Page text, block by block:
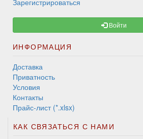
Зарегистрироваться
Войти
ИНФОРМАЦИЯ
Доставка
Приватность
Условия
Контакты
Прайс-лист (*.xlsx)
КАК СВЯЗАТЬСЯ С НАМИ